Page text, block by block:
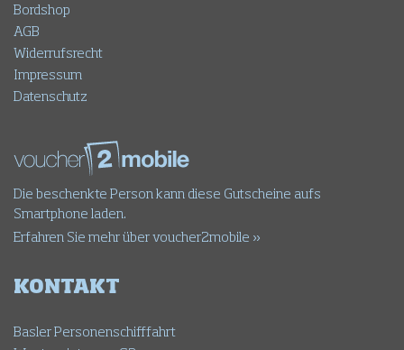
Bordshop
AGB
Widerrufsrecht
Impressum
Datenschutz
Die beschenkte Person kann diese Gutscheine aufs
Smartphone laden.
Erfahren Sie mehr über voucher2mobile »
KONTAKT
Basler Personenschifffahrt